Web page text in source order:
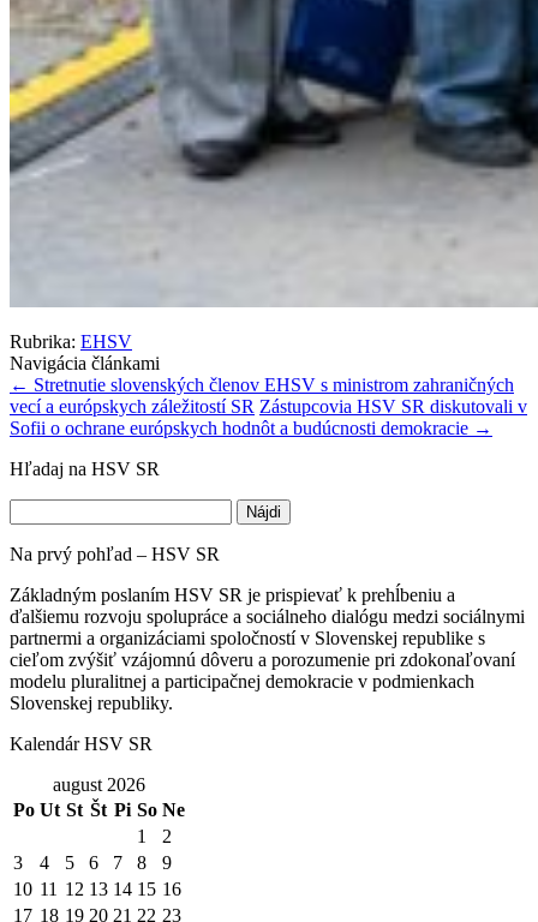
Rubrika: EHSV
Navigácia článkami
← Stretnutie slovenských členov EHSV s ministrom zahraničných
vecí a európskych záležitostí SR Zástupcovia HSV SR diskutovali v
Sofii o ochrane európskych hodnôt a budúcnosti demokracie →
Hľadaj na HSV SR
Na prvý pohľad – HSV SR
Základným poslaním HSV SR je prispievať k prehĺbeniu a
ďalšiemu rozvoju spolupráce a sociálneho dialógu medzi sociálnymi
partnermi a organizáciami spoločností v Slovenskej republike s
cieľom zvýšiť vzájomnú dôveru a porozumenie pri zdokonaľovaní
modelu pluralitnej a participačnej demokracie v podmienkach
Slovenskej republiky.
Kalendár HSV SR
august 2026
Po Ut St Št Pi So Ne
1
2
3
4 5 6 7 8
9
10 11 12 13 14 15 16
17 18 19 20 21 22 23